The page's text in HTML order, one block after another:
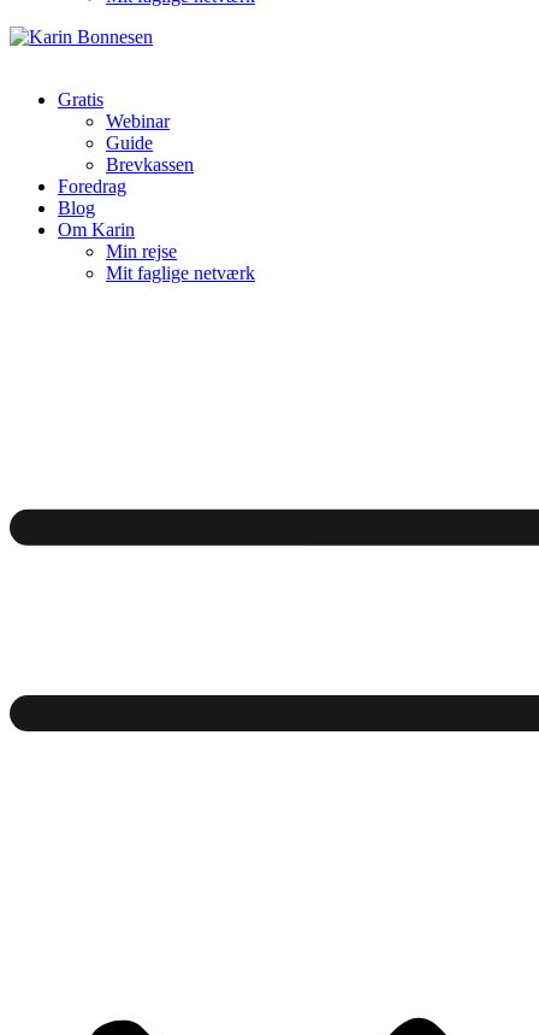
Gratis
Webinar
Guide
Brevkassen
Foredrag
Blog
Om Karin
Min rejse
Mit faglige netværk